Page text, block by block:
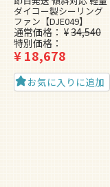
ダイコー製シーリング
ファン【DJE049】
通常価格 ¥34,540
特別価格
¥18,678
お気に入りに追加